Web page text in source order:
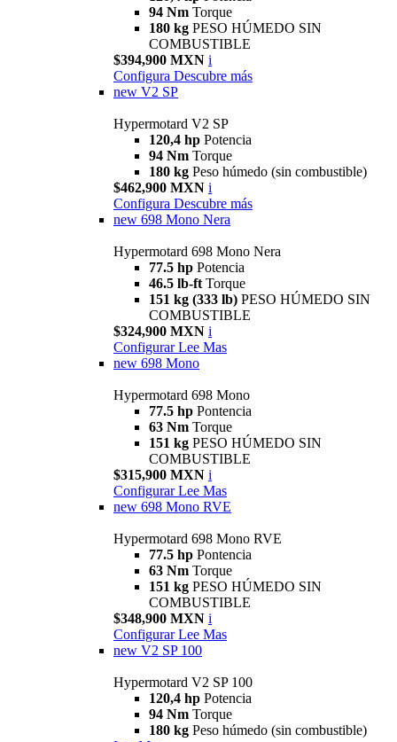
94 Nm Torque
180 kg PESO HÚMEDO SIN
COMBUSTIBLE
$394,900 MXN i
Configura Descubre más
new V2 SP
Hypermotard V2 SP
120,4 hp Potencia
94 Nm Torque
180 kg Peso húmedo (sin combustible)
$462,900 MXN i
Configura Descubre más
new 698 Mono Nera
Hypermotard 698 Mono Nera
77.5 hp Potencia
46.5 lb-ft Torque
151 kg (333 lb) PESO HÚMEDO SIN
COMBUSTIBLE
$324,900 MXN i
Configurar Lee Mas
new 698 Mono
Hypermotard 698 Mono
77.5 hp Pontencia
63 Nm Torque
151 kg PESO HÚMEDO SIN
COMBUSTIBLE
$315,900 MXN i
Configurar Lee Mas
new 698 Mono RVE
Hypermotard 698 Mono RVE
77.5 hp Pontencia
63 Nm Torque
151 kg PESO HÚMEDO SIN
COMBUSTIBLE
$348,900 MXN i
Configurar Lee Mas
new V2 SP 100
Hypermotard V2 SP 100
120,4 hp Potencia
94 Nm Torque
180 kg Peso húmedo (sin combustible)